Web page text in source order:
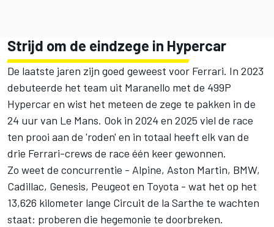
Strijd om de eindzege in Hypercar
De laatste jaren zijn goed geweest voor Ferrari. In 2023
debuteerde het team uit Maranello met de 499P
Hypercar en wist het meteen de zege te pakken in de
24 uur van Le Mans. Ook in 2024 en 2025 viel de race
ten prooi aan de 'roden' en in totaal heeft elk van de
drie Ferrari-crews de race één keer gewonnen.
Zo weet de concurrentie - Alpine, Aston Martin, BMW,
Cadillac, Genesis, Peugeot en Toyota - wat het op het
13,626 kilometer lange Circuit de la Sarthe te wachten
staat: proberen die hegemonie te doorbreken.